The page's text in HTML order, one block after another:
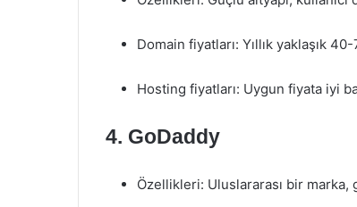
Domain fiyatları: Yıllık yaklaşık
Hosting fiyatları: Uygun fiyata iyi
4. GoDaddy
Özellikleri: Uluslararası bir